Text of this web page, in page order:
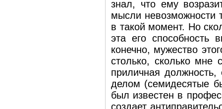
знал, что ему
мысли невозможности
в такой момент. Но
эта его способность
конечно, мужество
столько, сколько
приличная
делом (семидесятые
был известен в
создает